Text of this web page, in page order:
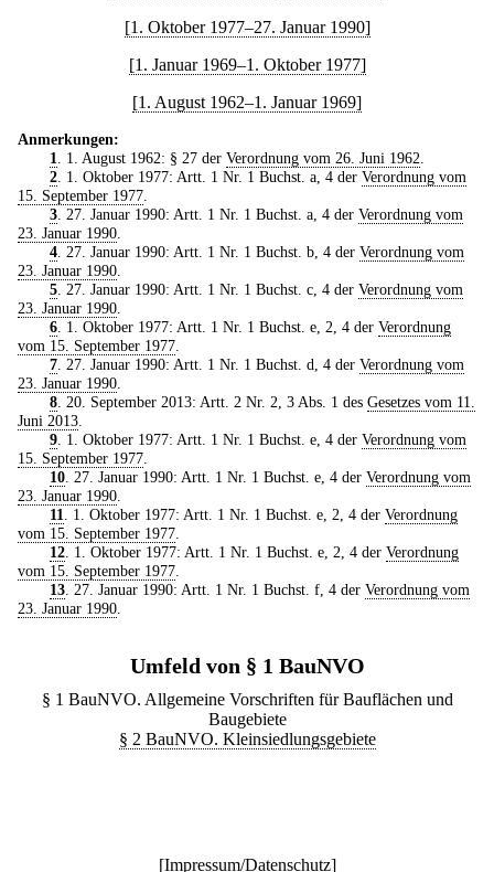
[1. Oktober 1977–27. Januar 1990]
[1. Januar 1969–1. Oktober 1977]
[1. August 1962–1. Januar 1969]
Anmerkungen:
1
. 1. August 1962: § 27 der Verordnung vom 26. Juni 1962
2. 1. Oktober 1977: Artt. 1 Nr. 1 Buchst. a, 4 der Verordnung vom
15. September 1977
3. 27. Januar 1990: Artt. 1 Nr. 1 Buchst. a, 4 der Verordnung vom
23. Januar 1990
4. 27. Januar 1990: Artt. 1 Nr. 1 Buchst. b, 4 der Verordnung vom
23. Januar 1990
5. 27. Januar 1990: Artt. 1 Nr. 1 Buchst. c, 4 der Verordnung vom
23. Januar 1990
6. 1. Oktober 1977: Artt. 1 Nr. 1 Buchst. e, 2, 4 der Verordnung
vom 15. September 1977
7. 27. Januar 1990: Artt. 1 Nr. 1 Buchst. d, 4 der Verordnung vom
23. Januar 1990
8. 20. September 2013: Artt. 2 Nr. 2, 3 Abs. 1 des Gesetzes vom 11.
Juni 2013
9. 1. Oktober 1977: Artt. 1 Nr. 1 Buchst. e, 4 der Verordnung vom
15. September 1977
10. 27. Januar 1990: Artt. 1 Nr. 1 Buchst. e, 4 der Verordnung vom
23. Januar 1990
11
. 1. Oktober 1977: Artt. 1 Nr. 1 Buchst. e, 2, 4 der Verordnung
vom 15. September 1977
12. 1. Oktober 1977: Artt. 1 Nr. 1 Buchst. e, 2, 4 der Verordnung
vom 15. September 1977
13. 27. Januar 1990: Artt. 1 Nr. 1 Buchst. f, 4 der Verordnung vom
23. Januar 1990
Umfeld von § 1 BauNVO
§ 1 BauNVO. Allgemeine Vorschriften für Bauflächen und
Baugebiete
§ 2 BauNVO. Kleinsiedlungsgebiete
[Impressum/Datenschutz]